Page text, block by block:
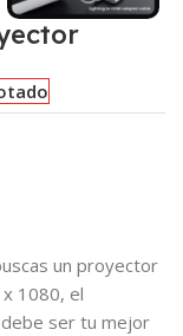
un proyector
1080, el
ser tu mejor